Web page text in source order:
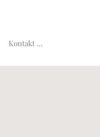
Kontakt ...